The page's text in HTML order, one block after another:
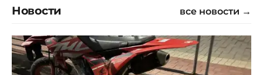
Новости все новости →